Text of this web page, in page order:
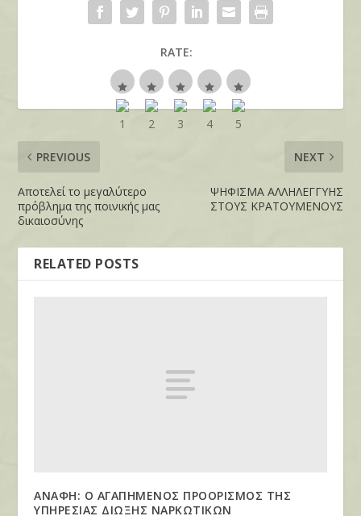
RATE:
PREVIOUS
Αποτελεί το μεγαλύτερο
πρόβλημα της ποινικής μας
δικαιοσύνης
NEXT
ΨΗΦΙΣΜΑ ΑΛΛΗΛΕΓΓΥΗΣ
ΣΤΟΥΣ ΚΡΑΤΟΥΜΕΝΟΥΣ
RELATED POSTS
ΑΝΑΦΗ: Ο ΑΓΑΠΗΜΕΝΟΣ ΠΡΟΟΡΙΣΜΟΣ ΤΗΣ
ΥΠΗΡΕΣΙΑΣ ΔΙΩΞΗΣ ΝΑΡΚΩΤΙΚΩΝ